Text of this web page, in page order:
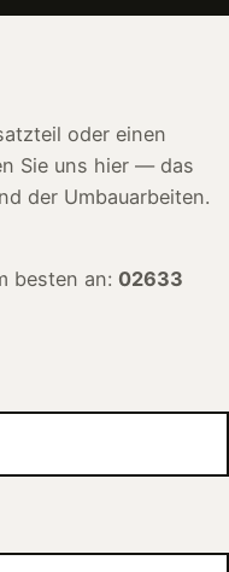
oder einen
Sie uns hier — das
der Umbauarbeiten.
besten an: 02633